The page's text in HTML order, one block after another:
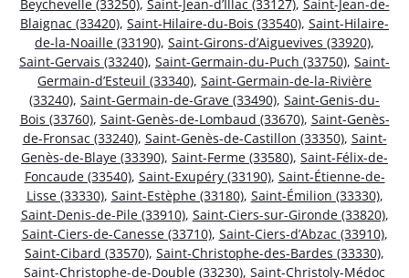
Beychevelle (33250), Saint-Jean-d’Illac (33127), Saint-Jean-de-
Blaignac (33420), Saint-Hilaire-du-Bois (33540), Saint-Hilaire-
de-la-Noaille (33190), Saint-Girons-d’Aiguevives (33920),
Saint-Gervais (33240), Saint-Germain-du-Puch (33750), Saint-
Germain-d’Esteuil (33340), Saint-Germain-de-la-Rivière
(33240), Saint-Germain-de-Grave (33490), Saint-Genis-du-
Bois (33760), Saint-Genès-de-Lombaud (33670), Saint-Genès-
de-Fronsac (33240), Saint-Genès-de-Castillon (33350), Saint-
Genès-de-Blaye (33390), Saint-Ferme (33580), Saint-Félix-de-
Foncaude (33540), Saint-Exupéry (33190), Saint-Étienne-de-
Lisse (33330), Saint-Estèphe (33180), Saint-Émilion (33330),
Saint-Denis-de-Pile (33910), Saint-Ciers-sur-Gironde (33820),
Saint-Ciers-de-Canesse (33710), Saint-Ciers-d’Abzac (33910),
Saint-Cibard (33570), Saint-Christophe-des-Bardes (33330),
Saint-Christophe-de-Double (33230), Saint-Christoly-Médoc